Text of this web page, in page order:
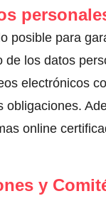
posible para
los datos
electrónicos
online
y